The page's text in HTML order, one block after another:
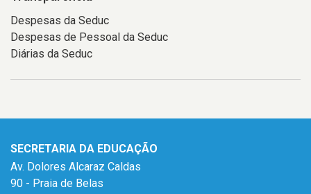
Despesas da Seduc
Despesas de Pessoal da Seduc
Diárias da Seduc
SECRETARIA DA EDUCAÇÃO
Av. Dolores Alcaraz Caldas
90 - Praia de Belas